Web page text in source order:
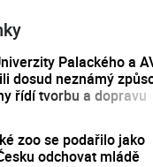
Palackého a
dosud neznámý
řídí tvorbu a dopravu
zoo se podařilo jako
odchovat mládě